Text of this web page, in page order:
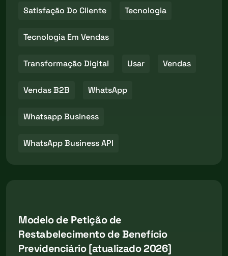
Satisfação Do Cliente Tecnologia
Tecnologia Em Vendas
Transformação Digital Usar Vendas
Vendas B2B WhatsApp
Whatsapp Business
WhatsApp Business API
Modelo de Petição de
Restabelecimento de Benefício
Previdenciário [atualizado 2026]